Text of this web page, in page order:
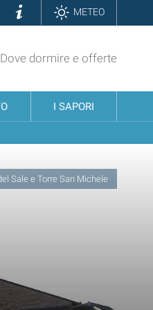
InformazioniMETEO
Dove dormire e offerte
I SAPORI
Sale e Torre San Michele